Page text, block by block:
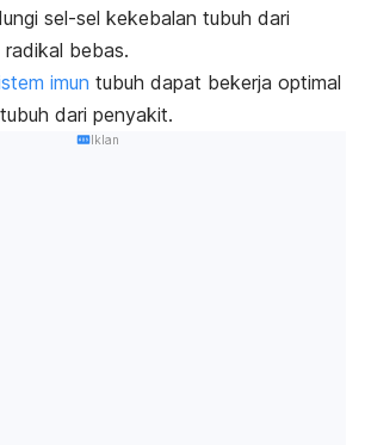
sel-sel kekebalan tubuh dari
bebas.
imun tubuh dapat bekerja optimal
dari penyakit.
Iklan